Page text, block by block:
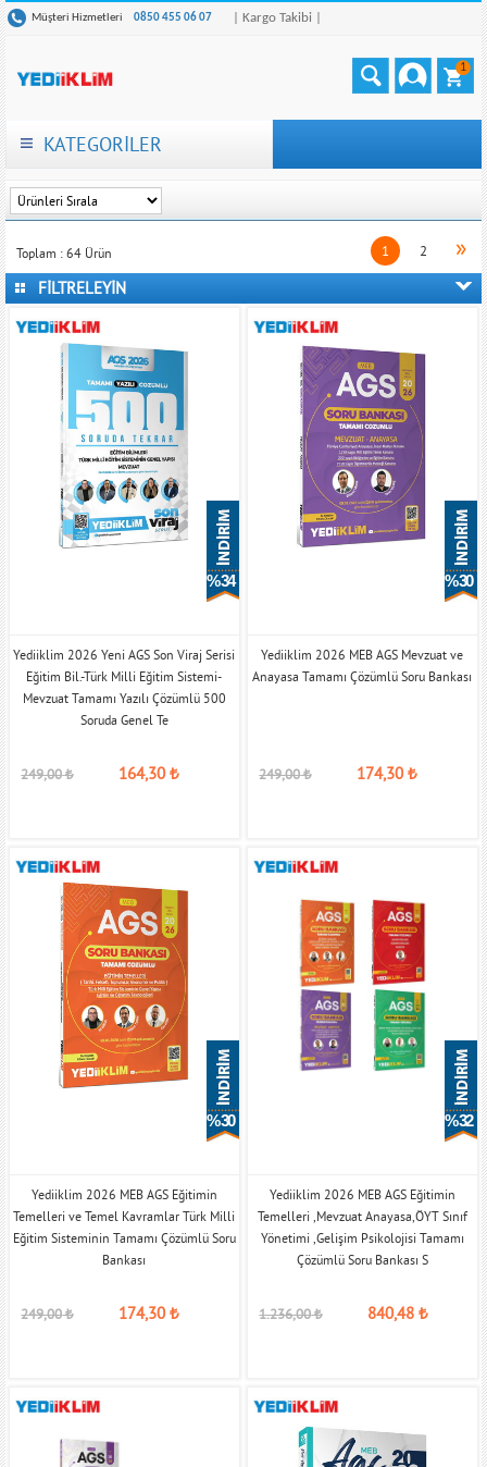
Müşteri Hizmetleri 0850 455 06 07 | Kargo Takibi |
1
KATEGORİLER
Toplam : 64 Ürün 1 2 »
FİLTRELEYİN
% 34
Yediiklim 2026 Yeni AGS Son Viraj Serisi
Eğitim Bil.-Türk Milli Eğitim Sistemi-
Mevzuat Tamamı Yazılı Çözümlü 500
Soruda Genel Te
249,00₺ 164,30₺
% 30
Yediiklim 2026 MEB AGS Mevzuat ve
Anayasa Tamamı Çözümlü Soru Bankası
249,00₺ 174,30₺
% 30
Yediiklim 2026 MEB AGS Eğitimin
Temelleri ve Temel Kavramlar Türk Milli
Eğitim Sisteminin Tamamı Çözümlü Soru
Bankası
249,00₺ 174,30₺
% 32
Yediiklim 2026 MEB AGS Eğitimin
Temelleri ,Mevzuat Anayasa,ÖYT Sınıf
Yönetimi ,Gelişim Psikolojisi Tamamı
Çözümlü Soru Bankası S
1.236,00₺ 840,48 ₺